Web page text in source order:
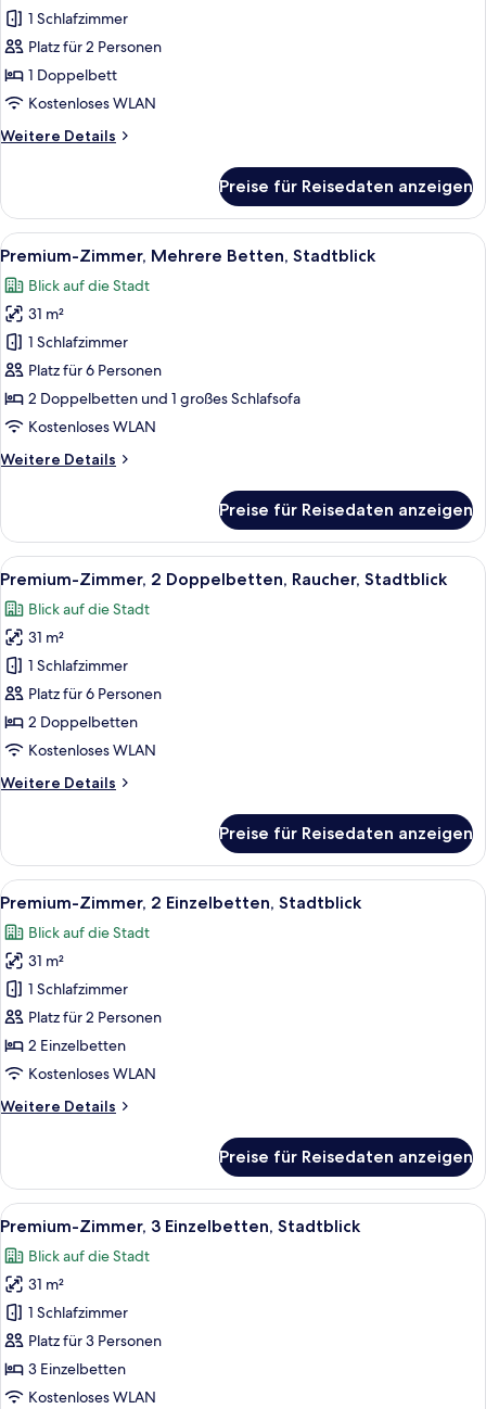
Doppelbett,
Raucher
anzeigen
1 Schlafzimmer
Platz für 2 Personen
1 Doppelbett
Kostenloses WLAN
Weitere Details
Weitere
1
Doppelbett,
Raucher
Preise für Reisedaten anzeigen
Alle
Fotos
für
Premium-
Zimmer,
Mehrere
Betten,
Stadtblick
Ein dicht bebautes Stadtgebiet mit
7
Premium-Zimmer, Mehrere Betten, Stadtblick
Blick auf die Stadt
31 m²
1 Schlafzimmer
Platz für 6 Personen
2 Doppelbetten und 1 großes Schlafsofa
Kostenloses WLAN
Weitere Details
Weitere
Zimmer,
Mehrere
Betten,
Preise für Reisedaten anzeigen
Alle
Fotos
für
Premium-
Zimmer,
2 Doppelbetten,
Raucher,
Stadtblick
Ein dicht bebautes Stadtgebiet mit
9
Premium-Zimmer, 2 Doppelbetten, Raucher, Stadtblick
Blick auf die Stadt
31 m²
1 Schlafzimmer
Platz für 6 Personen
2 Doppelbetten
Kostenloses WLAN
Weitere Details
Weitere
Zimmer,
2 Doppelbetten,
Raucher,
Preise für Reisedaten anzeigen
Alle
Fotos
für
Premium-
Zimmer,
2 Einzelbetten,
Stadtblick
anzeigen
Zimmersafe, Schreibtisch,
13
Premium-Zimmer, 2 Einzelbetten, Stadtblick
Blick auf die Stadt
31 m²
1 Schlafzimmer
Platz für 2 Personen
2 Einzelbetten
Kostenloses WLAN
Weitere Details
Weitere
Zimmer,
2 Einzelbetten,
Stadtblick
Preise für Reisedaten anzeigen
Alle
Fotos
für
Premium-
Zimmer,
3 Einzelbetten,
Stadtblick
anzeigen
Ein dicht bebautes Stadtgebiet mit
6
Premium-Zimmer, 3 Einzelbetten, Stadtblick
Blick auf die Stadt
31 m²
1 Schlafzimmer
Platz für 3 Personen
3 Einzelbetten
Kostenloses WLAN